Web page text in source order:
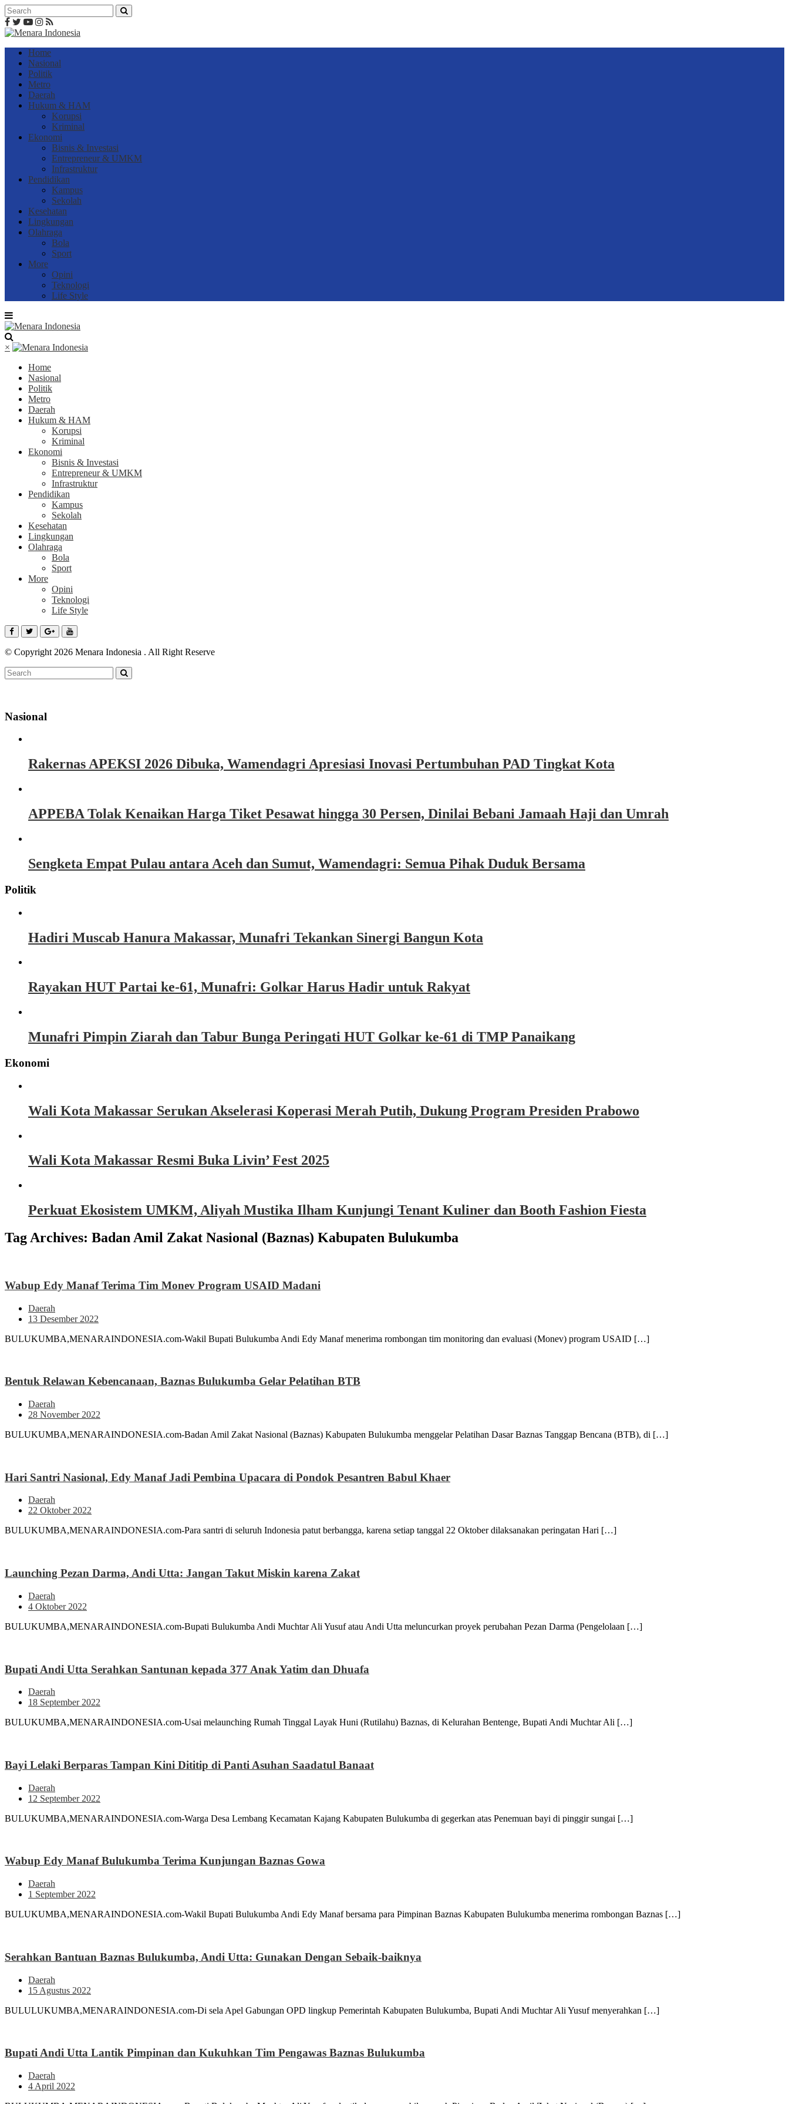
Home
Nasional
Politik
Metro
Daerah
Hukum & HAM
Korupsi
Kriminal
Ekonomi
Bisnis & Investasi
Entrepreneur & UMKM
Infrastruktur
Pendidikan
Kampus
Sekolah
Kesehatan
Lingkungan
Olahraga
Bola
Sport
More
Opini
Teknologi
Life Style
×
Home
Nasional
Politik
Metro
Daerah
Hukum & HAM
Korupsi
Kriminal
Ekonomi
Bisnis & Investasi
Entrepreneur & UMKM
Infrastruktur
Pendidikan
Kampus
Sekolah
Kesehatan
Lingkungan
Olahraga
Bola
Sport
More
Opini
Teknologi
Life Style
© Copyright 2026 Menara Indonesia . All Right Reserve
Nasional
Rakernas APEKSI 2026 Dibuka, Wamendagri Apresiasi Inovasi Pertumbuhan PAD Tingkat Kota
APPEBA Tolak Kenaikan Harga Tiket Pesawat hingga 30 Persen, Dinilai Bebani Jamaah Haji dan Umrah
Sengketa Empat Pulau antara Aceh dan Sumut, Wamendagri: Semua Pihak Duduk Bersama
Politik
Hadiri Muscab Hanura Makassar, Munafri Tekankan Sinergi Bangun Kota
Rayakan HUT Partai ke-61, Munafri: Golkar Harus Hadir untuk Rakyat
Munafri Pimpin Ziarah dan Tabur Bunga Peringati HUT Golkar ke-61 di TMP Panaikang
Ekonomi
Wali Kota Makassar Serukan Akselerasi Koperasi Merah Putih, Dukung Program Presiden Prabowo
Wali Kota Makassar Resmi Buka Livin’ Fest 2025
Perkuat Ekosistem UMKM, Aliyah Mustika Ilham Kunjungi Tenant Kuliner dan Booth Fashion Fiesta
Tag Archives: Badan Amil Zakat Nasional (Baznas) Kabupaten Bulukumba
Wabup Edy Manaf Terima Tim Monev Program USAID Madani
Daerah
13 Desember 2022
BULUKUMBA,MENARAINDONESIA.com-Wakil Bupati Bulukumba Andi Edy Manaf menerima rombongan tim monitoring dan evaluasi (Monev) program USAID […]
Bentuk Relawan Kebencanaan, Baznas Bulukumba Gelar Pelatihan BTB
Daerah
28 November 2022
BULUKUMBA,MENARAINDONESIA.com-Badan Amil Zakat Nasional (Baznas) Kabupaten Bulukumba menggelar Pelatihan Dasar Baznas Tanggap Bencana (BTB), di […]
Hari Santri Nasional, Edy Manaf Jadi Pembina Upacara di Pondok Pesantren Babul Khaer
Daerah
22 Oktober 2022
BULUKUMBA,MENARAINDONESIA.com-Para santri di seluruh Indonesia patut berbangga, karena setiap tanggal 22 Oktober dilaksanakan peringatan Hari […]
Launching Pezan Darma, Andi Utta: Jangan Takut Miskin karena Zakat
Daerah
4 Oktober 2022
BULUKUMBA,MENARAINDONESIA.com-Bupati Bulukumba Andi Muchtar Ali Yusuf atau Andi Utta meluncurkan proyek perubahan Pezan Darma (Pengelolaan […]
Bupati Andi Utta Serahkan Santunan kepada 377 Anak Yatim dan Dhuafa
Daerah
18 September 2022
BULUKUMBA,MENARAINDONESIA.com-Usai melaunching Rumah Tinggal Layak Huni (Rutilahu) Baznas, di Kelurahan Bentenge, Bupati Andi Muchtar Ali […]
Bayi Lelaki Berparas Tampan Kini Dititip di Panti Asuhan Saadatul Banaat
Daerah
12 September 2022
BULUKUMBA,MENARAINDONESIA.com-Warga Desa Lembang Kecamatan Kajang Kabupaten Bulukumba di gegerkan atas Penemuan bayi di pinggir sungai […]
Wabup Edy Manaf Bulukumba Terima Kunjungan Baznas Gowa
Daerah
1 September 2022
BULUKUMBA,MENARAINDONESIA.com-Wakil Bupati Bulukumba Andi Edy Manaf bersama para Pimpinan Baznas Kabupaten Bulukumba menerima rombongan Baznas […]
Serahkan Bantuan Baznas Bulukumba, Andi Utta: Gunakan Dengan Sebaik-baiknya
Daerah
15 Agustus 2022
BULULUKUMBA,MENARAINDONESIA.com-Di sela Apel Gabungan OPD lingkup Pemerintah Kabupaten Bulukumba, Bupati Andi Muchtar Ali Yusuf menyerahkan […]
Bupati Andi Utta Lantik Pimpinan dan Kukuhkan Tim Pengawas Baznas Bulukumba
Daerah
4 April 2022